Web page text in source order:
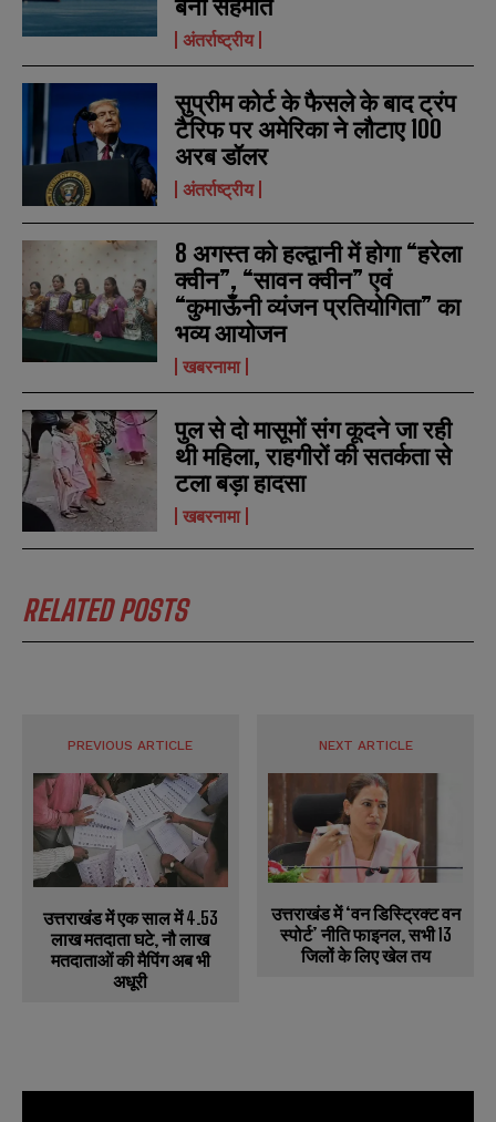
m
E
a
l
*
N
u
m
e
r
s
SUBMIT
m
E
a
l
*
N
u
m
e
r
s
SUBMIT
बनी सहमति
अंतर्राष्ट्रीय
सुप्रीम कोर्ट के फैसले के बाद ट्रंप
टैरिफ पर अमेरिका ने लौटाए 100
अरब डॉलर
अंतर्राष्ट्रीय
8 अगस्त को हल्द्वानी में होगा “हरेला
क्वीन”, “सावन क्वीन” एवं
“कुमाऊँनी व्यंजन प्रतियोगिता” का
भव्य आयोजन
खबरनामा
पुल से दो मासूमों संग कूदने जा रही
थी महिला, राहगीरों की सतर्कता से
टला बड़ा हादसा
खबरनामा
RELATED POSTS
PREVIOUS ARTICLE
उत्तराखंड में एक साल में 4.53
लाख मतदाता घटे, नौ लाख
मतदाताओं की मैपिंग अब भी
अधूरी
NEXT ARTICLE
उत्तराखंड में ‘वन डिस्ट्रिक्ट वन
स्पोर्ट’ नीति फाइनल, सभी 13
जिलों के लिए खेल तय